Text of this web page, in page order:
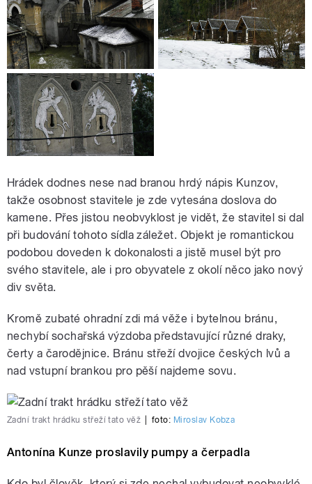
Hrádek dodnes nese nad branou hrdý nápis Kunzov,
takže osobnost stavitele je zde vytesána doslova do
kamene. Přes jistou neobvyklost je vidět, že stavitel si dal
při budování tohoto sídla záležet. Objekt je romantickou
podobou doveden k dokonalosti a jistě musel být pro
svého stavitele, ale i pro obyvatele z okolí něco jako nový
div světa.
Kromě zubaté ohradní zdi má věže i bytelnou bránu,
nechybí sochařská výzdoba představující různé draky,
čerty a čarodějnice. Bránu střeží dvojice českých lvů a
nad vstupní brankou pro pěší najdeme sovu.
Zadní trakt hrádku střeží tato věž foto: Miroslav Kobza
Antonína Kunze proslavily pumpy a čerpadla